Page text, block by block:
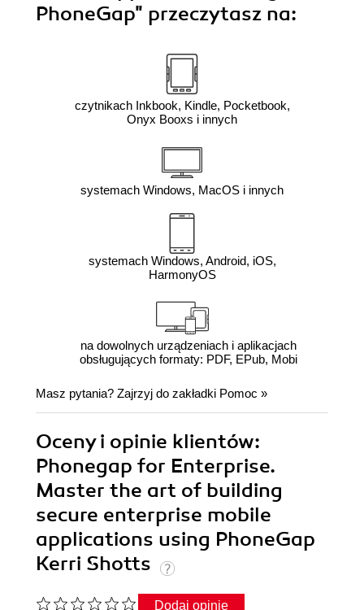
PhoneGap" przeczytasz na:
czytnikach Inkbook, Kindle, Pocketbook,
Onyx Booxs i innych
systemach Windows, MacOS i innych
systemach Windows, Android, iOS,
HarmonyOS
na dowolnych urządzeniach i aplikacjach
obsługujących formaty: PDF, EPub, Mobi
Masz pytania? Zajrzyj do zakładki Pomoc »
Oceny i opinie klientów:
Phonegap for Enterprise.
Master the art of building
secure enterprise mobile
applications using PhoneGap
Kerri Shotts
Dodaj opinię